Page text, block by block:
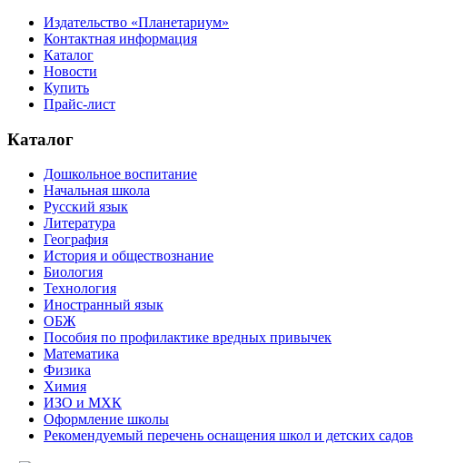
Издательство «Планетариум»
Контактная информация
Каталог
Новости
Купить
Прайс-лист
Каталог
Дошкольное воспитание
Начальная школа
Русский язык
Литература
География
История и обществознание
Биология
Технология
Иностранный язык
ОБЖ
Пособия по профилактике вредных привычек
Математика
Физика
Химия
ИЗО и МХК
Оформление школы
Рекомендуемый перечень оснащения школ и детских садов